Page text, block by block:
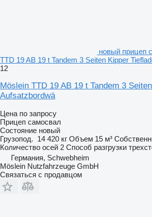
новый прицеп
TTD 19 AB 19 t Tandem 3 Seiten Kipper
12
Möslein TTD 19 AB 19 t Tandem 3
Aufsatzbordwä
Цена по запросу
Прицеп самосвал
Состояние новый
Грузопод. 14 420 кг Объем 15 м³
Количество осей 2 Способ разгрузки
Германия, Schwebheim
Möslein Nutzfahrzeuge GmbH
Связаться с продавцом